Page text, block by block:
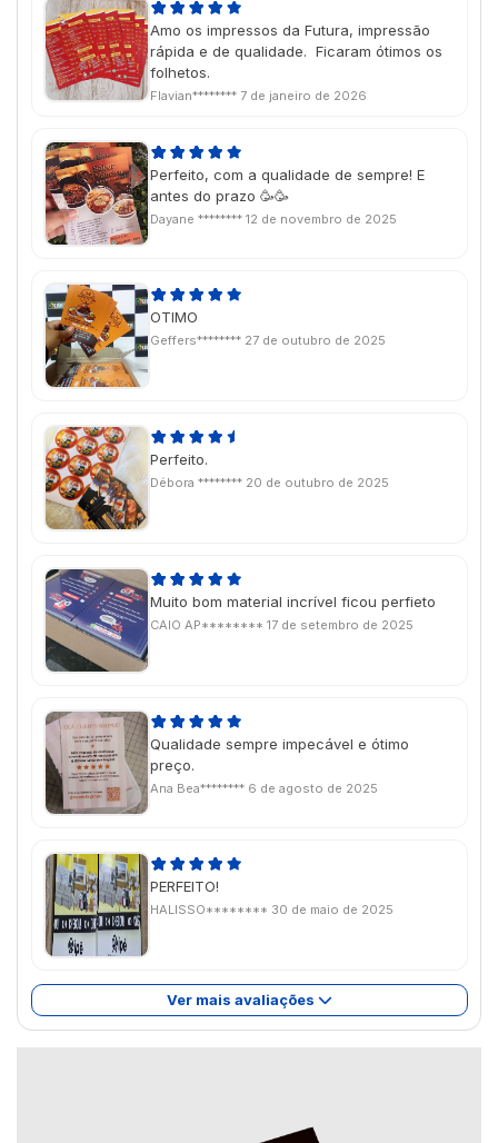
Amo os impressos da Futura, impressão
rápida e de qualidade. Ficaram ótimos os
folhetos.
Flavian******** 7 de janeiro de 2026
Perfeito, com a qualidade de sempre! E
antes do prazo 🥳🥳
Dayane ******** 12 de novembro de 2025
OTIMO
Geffers******** 27 de outubro de 2025
Perfeito.
Débora ******** 20 de outubro de 2025
Muito bom material incrível ficou perfieto
CAIO AP******** 17 de setembro de 2025
Qualidade sempre impecável e ótimo
preço.
Ana Bea******** 6 de agosto de 2025
PERFEITO!
HALISSO******** 30 de maio de 2025
Ver mais avaliações